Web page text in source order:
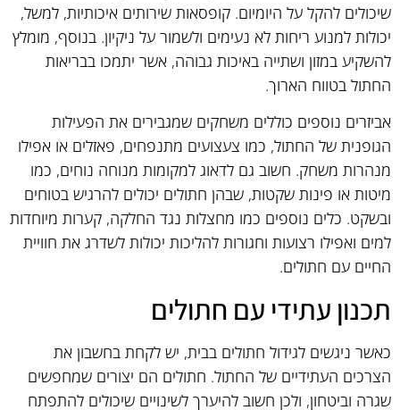
שיכולים להקל על היומיום. קופסאות שירותים איכותיות, למשל,
יכולות למנוע ריחות לא נעימים ולשמור על ניקיון. בנוסף, מומלץ
להשקיע במזון ושתייה באיכות גבוהה, אשר יתמכו בבריאות
החתול בטווח הארוך.
אביזרים נוספים כוללים משחקים שמגבירים את הפעילות
הגופנית של החתול, כמו צעצועים מתנפחים, פאזלים או אפילו
מנהרות משחק. חשוב גם לדאוג למקומות מנוחה נוחים, כמו
מיטות או פינות שקטות, שבהן חתולים יכולים להרגיש בטוחים
ובשקט. כלים נוספים כמו מחצלות נגד החלקה, קערות מיוחדות
למים ואפילו רצועות וחגורות להליכות יכולות לשדרג את חוויית
החיים עם חתולים.
תכנון עתידי עם חתולים
כאשר ניגשים לגידול חתולים בבית, יש לקחת בחשבון את
הצרכים העתידיים של החתול. חתולים הם יצורים שמחפשים
שגרה וביטחון, ולכן חשוב להיערך לשינויים שיכולים להתפתח